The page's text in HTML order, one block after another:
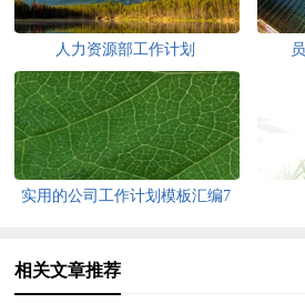
人力资源部工作计划
实用的公司工作计划模板汇编7
相关文章推荐